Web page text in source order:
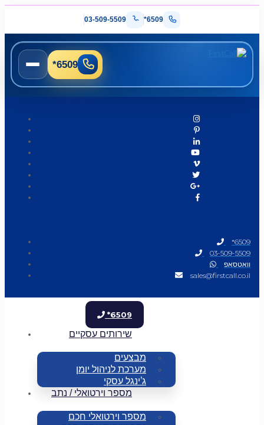
*6509
03-509-5509
*6509
*6509
03-509-5509
וואטסאפ
sales@firstcall.co.il
*6509
שירותים עסקיים
מבצעים
מערכת לניהול יומן
ג’ינגל עסקי
מספר וירטואלי / נתב
מספר וירטואלי חכם